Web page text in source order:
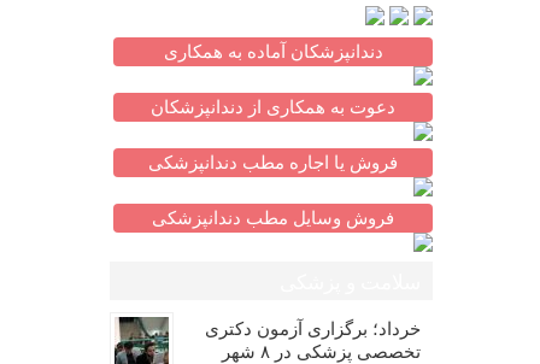
دندانپزشکان آماده به همکاری
دعوت به همکاری از دندانپزشکان
فروش یا اجاره مطب دندانپزشکی
فروش وسایل مطب دندانپزشکی
خرداد؛ برگزاری آزمون دکتری
تخصصی پزشکی در ۸ شهر